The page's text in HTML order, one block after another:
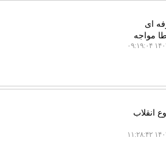
ای
مواجه
انقلاب